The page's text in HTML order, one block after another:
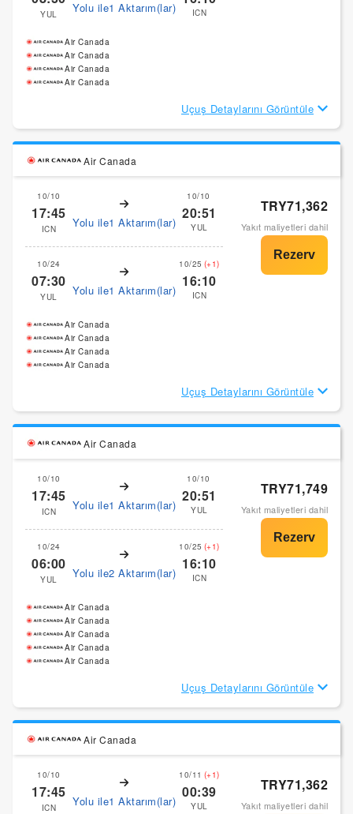
YUL Yolu ile1 Aktarım(lar) ICN
Air Canada
Air Canada
Air Canada
Air Canada
Uçuş Detaylarını Görüntüle
Air Canada
10/10
17:45
ICN Yolu ile1 Aktarım(lar)
10/10
20:51
YUL
10/24
07:30
YUL Yolu ile1 Aktarım(lar)
10/25 (+1)
16:10
ICN
TRY71,362
Yakıt maliyetleri dahil
Air Canada
Air Canada
Air Canada
Air Canada
Uçuş Detaylarını Görüntüle
Air Canada
10/10
17:45
ICN Yolu ile1 Aktarım(lar)
10/10
20:51
YUL
10/24
06:00
YUL Yolu ile2 Aktarım(lar)
10/25 (+1)
16:10
ICN
TRY71,749
Yakıt maliyetleri dahil
Air Canada
Air Canada
Air Canada
Air Canada
Air Canada
Uçuş Detaylarını Görüntüle
Air Canada
10/10
17:45
ICN Yolu ile1 Aktarım(lar)
10/11 (+1)
00:39
YUL
TRY71,362
Yakıt maliyetleri dahil